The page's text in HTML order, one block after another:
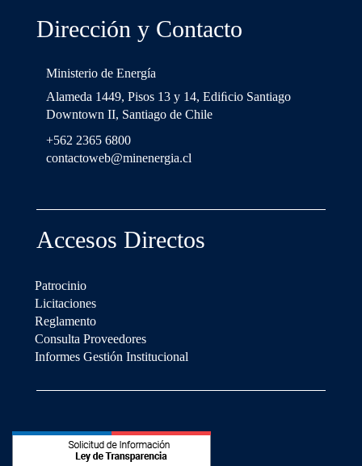
Dirección y Contacto
Ministerio de Energía
Alameda 1449, Pisos 13 y 14, Ediﬁcio Santiago
Downtown II, Santiago de Chile
+562 2365 6800
contactoweb@minenergia.cl
Accesos Directos
Patrocinio
Licitaciones
Reglamento
Consulta Proveedores
Informes Gestión Institucional